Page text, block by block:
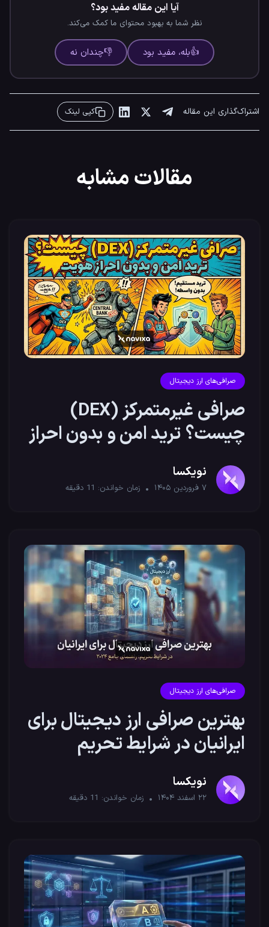
آیا این مقاله مفید بود؟
نظر شما به بهبود محتوای ما کمک می‌کند.
👍بله، مفید بود 👎چندان نه
اشتراک‌گذاری این مقاله کپی لینک
مقالات مشابه
صرافی‌های ارز دیجیتال
صرافی غیرمتمرکز (DEX)
چیست؟ ترید امن و بدون احراز
نویکسا
۷ فروردین ۱۴۰۵ زمان خواندن: 11 دقیقه
صرافی‌های ارز دیجیتال
بهترین صرافی ارز دیجیتال برای
ایرانیان در شرایط تحریم
نویکسا
۲۲ اسفند ۱۴۰۴ زمان خواندن: 11 دقیقه